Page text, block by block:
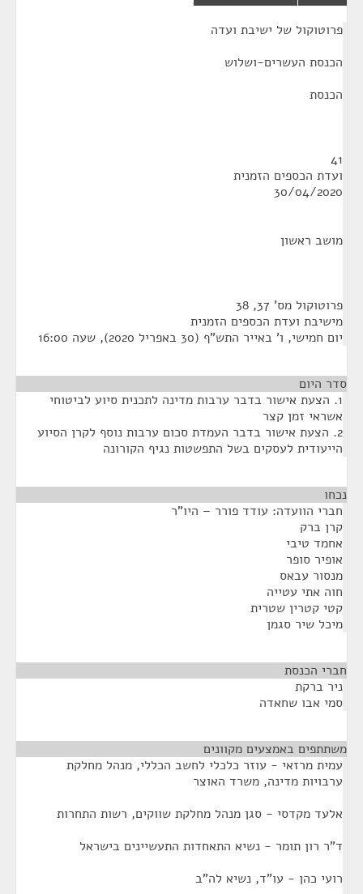
פרוטוקול של ישיבת ועדה
הכנסת העשרים-ושלוש
הכנסת
41
ועדת הכספים הזמנית
30/04/2020
מושב ראשון
פרוטוקול מס' 37, 38
מישיבת ועדת הכספים הזמנית
יום חמישי, ו' באייר התש"ף (30 באפריל 2020), שעה 16:00
סדר היום
1. הצעת אישור בדבר ערבות מדינה לתכנית סיוע לביטוחי
אשראי זמן קצר
2. הצעת אישור בדבר העמדת סכום ערבות נוסף לקרן הסיוע
הייעודית לעסקים בשל התפשטות נגיף הקורונה
נכחו
חברי הוועדה: עודד פורר – היו"ר
קרן ברק
אחמד טיבי
אופיר סופר
מנסור עבאס
חוה אתי עטייה
קטי קטרין שטרית
מיכל שיר סגמן
חברי הכנסת
ניר ברקת
סמי אבו שחאדה
משתתפים באמצעים מקוונים
עמית מרזאי - עוזר כלכלי לחשב הכללי, מנהל מחלקת
ערבויות מדינה, משרד האוצר
אלעד מקדסי - סגן מנהל מחלקת שווקים, רשות התחרות
ד"ר רון תומר - נשיא התאחדות התעשיינים בישראל
רועי כהן - עו"ד, נשיא לה"ב